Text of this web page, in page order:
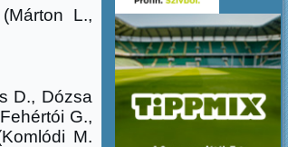
(Márton L.,
D., Dózsa
G.,
M.